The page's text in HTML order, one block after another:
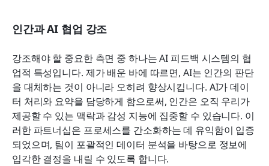
인간과 AI 협업 강조
강조해야 할 중요한 측면 중 하나는 AI 피드백 시스템의 협
업적 특성입니다. 제가 배운 바에 따르면, AI는 인간의 판단
을 대체하는 것이 아니라 오히려 향상시킵니다. AI가 데이
터 처리와 요약을 담당하게 함으로써, 인간은 오직 우리가
제공할 수 있는 맥락과 감성 지능에 집중할 수 있습니다. 이
러한 파트너십은 프로세스를 간소화하는 데 유익함이 입증
되었으며, 팀이 포괄적인 데이터 분석을 바탕으로 정보에
입각한 결정을 내릴 수 있도록 합니다.